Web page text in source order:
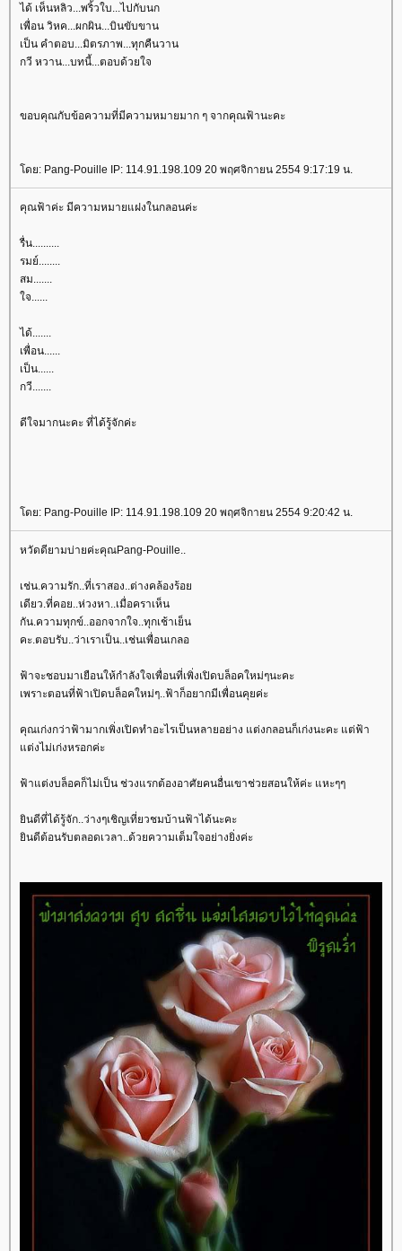
ได้ เห็นหลิว...พริ้วใบ...ไปกับนก
เพื่อน วิหค...ผกผิน...บินขับขาน
เป็น คำตอบ...มิตรภาพ...ทุกคืนวาน
กวี หวาน...บทนี้...ตอบด้วยใจ
ขอบคุณกับข้อความที่มีความหมายมาก ๆ จากคุณฟ้านะคะ
ดย: Pang-Pouille IP: 114.91.198.109 20 พฤศจิกายน 2554 9:17:19 น.
คุณฟ้าค่ะ มีความหมายแฝงในกลอนค่ะ
รื่น..........
รมย์........
สม.......
จ......
ได้.......
เพื่อน......
เป็น......
กวี.......
ดีใจมากนะคะ ที่ได้รู้จักค่ะ
ดย: Pang-Pouille IP: 114.91.198.109 20 พฤศจิกายน 2554 9:20:42 น.
หวัดดียามบ่ายค่ะคุณPang-Pouille..
เช่น.ความรัก..ที่เราสอง..ต่างคล้องร้อ
เดียว.ที่คอย..ห่วงหา..เมื่อคราเห็น
กัน.ความทุกข์..ออกจากใจ..ทุกเช้าเย็น
คะ.ตอบรับ..ว่าเราเป็น..เช่นเพื่อนเกลอ
ฟ้าจะชอบมาเยือนให้กำลังใจเพื่อนที่เพิ่งเปิดบล็อคใหม่ๆนะคะ
เพราะตอนที่ฟ้าเปิดบล็อคใหม่ๆ..ฟ้าก็อยากมีเพื่อนคุยค่ะ
คุณเก่งกว่าฟ้ามากเพิ่งเปิดทำอะไรเป็นหลายอย่าง แต่งกลอนก็เก่งนะคะ แต่ฟ้า
ต่งไม่เก่งหรอกค่ะ
ฟ้าแต่งบล็อคก็ไม่เป็น ช่วงแรกต้องอาศัยคนอื่นเขาช่วยสอนให้ค่ะ แหะๆๆ
ินดีที่ได้รู้จัก..ว่างๆเชิญเที่ยวชมบ้านฟ้าได้นะคะ
ินดีต้อนรับตลอดเวลา..ด้วยความเต็มใจอย่างยิ่งค่ะ